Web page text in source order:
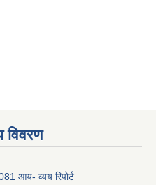
आय- व्यय रिपोर्ट